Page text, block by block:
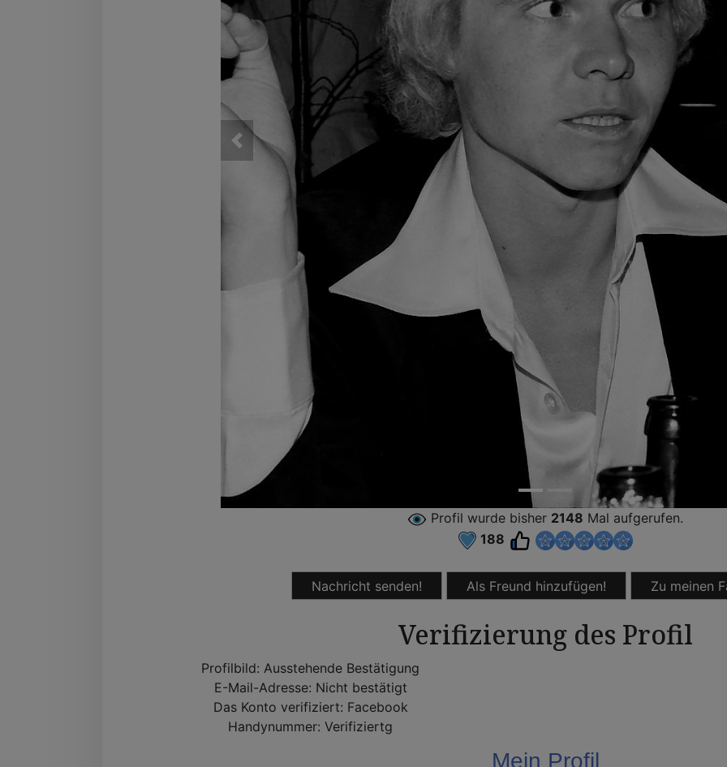
Profil wurde bisher 2148 Mal aufgerufen.
188
Nachricht senden! Als Freund hinzufügen! Zu meinen
Verifizierung des Profil
Profilbild: Ausstehende Bestätigung
E-Mail-Adresse: Nicht bestätigt
Das Konto verifiziert: Facebook
Handynummer: Verifiziertg
Mein Profil